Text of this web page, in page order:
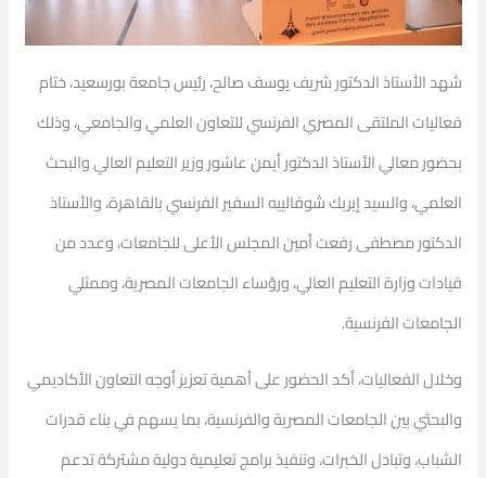
شهد الأستاذ الدكتور شريف يوسف صالح، رئيس جامعة بورسعيد، ختام
فعاليات الملتقى المصري الفرنسي للتعاون العلمي والجامعي، وذلك
بحضور معالي الأستاذ الدكتور أيمن عاشور وزير التعليم العالي والبحث
العلمي، والسيد إيريك شوفالييه السفير الفرنسي بالقاهرة، والأستاذ
الدكتور مصطفى رفعت أمين المجلس الأعلى للجامعات، وعدد من
قيادات وزارة التعليم العالي، ورؤساء الجامعات المصرية، وممثلي
الجامعات الفرنسية.
وخلال الفعاليات، أكد الحضور على أهمية تعزيز أوجه التعاون الأكاديمي
والبحثي بين الجامعات المصرية والفرنسية، بما يسهم في بناء قدرات
الشباب، وتبادل الخبرات، وتنفيذ برامج تعليمية دولية مشتركة تدعم